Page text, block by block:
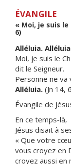
ÉVANGILE
« Moi, je suis le
6)
Alléluia.
Moi, je suis le
dit le Seigneur.
Personne ne va
Alléluia. (Jn 14,
Évangile de
En ce temps-là,
Jésus disait à
« Que votre
vous croyez en
croyez aussi en